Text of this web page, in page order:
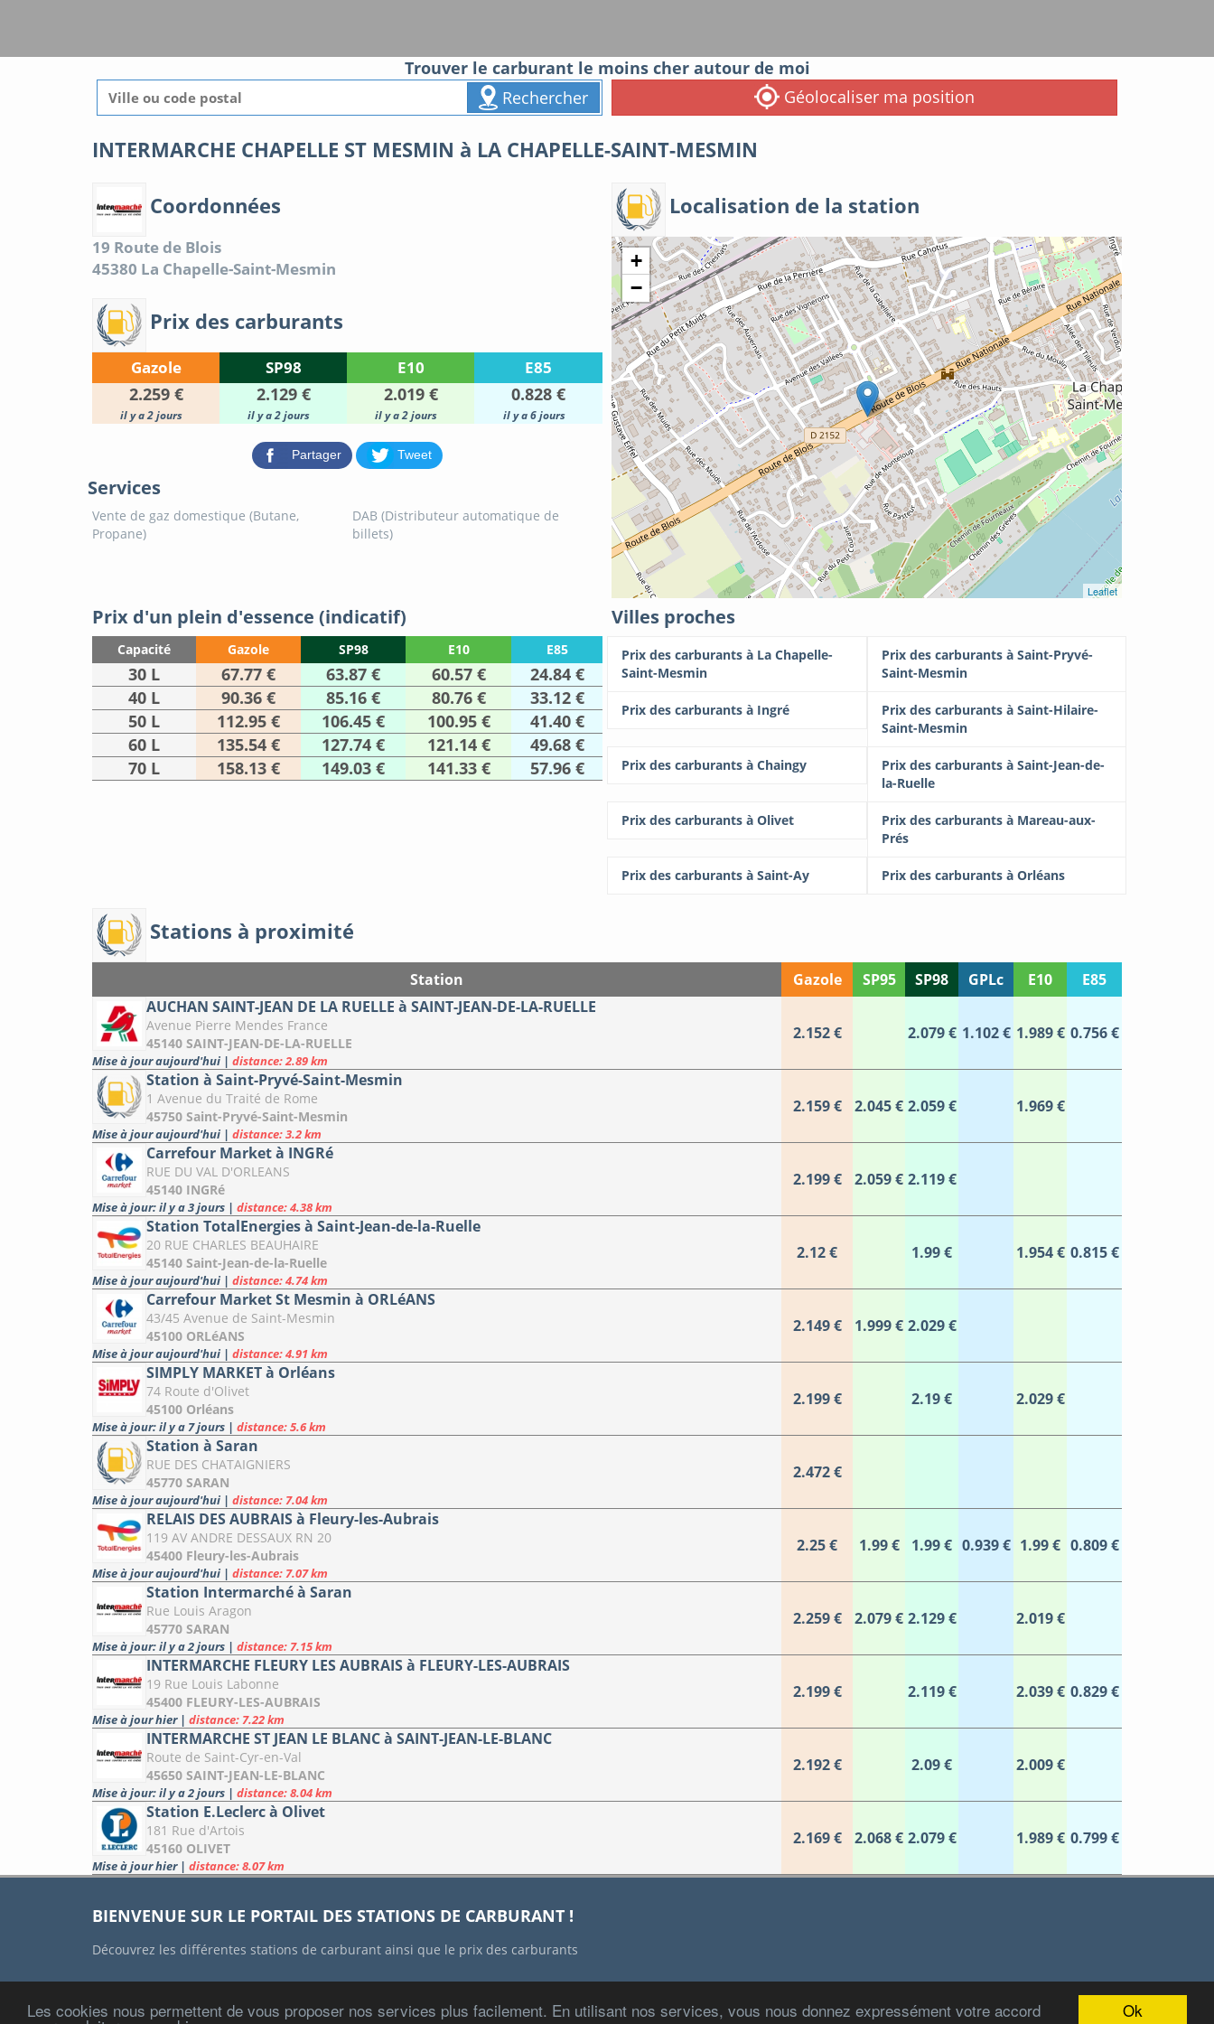
Ok
Les cookies nous permettent de vous proposer nos services plus facilement. En utilisant nos services, vous nous donnez expressément votre accord
Trouver le carburant le moins cher autour de moi
Rechercher
Géolocaliser ma position
INTERMARCHE CHAPELLE ST MESMIN à LA CHAPELLE-SAINT-MESMIN
Coordonnées
19 Route de Blois
45380 La Chapelle-Saint-Mesmin
Prix des carburants
Gazole SP98 E10 E85
2.259 € 2.129 € 2.019 € 0.828 €
il y a 2 jours il y a 2 jours il y a 2 jours il y a 6 jours
Partager Tweet
Services
Vente de gaz domestique (Butane,
Propane)
DAB (Distributeur automatique de
billets)
Localisation de la station
+
−
Leaflet
Prix d'un plein d'essence (indicatif)
Capacité Gazole SP98 E10 E85
30 L 67.77 € 63.87 € 60.57 €
24.84 €
40 L
90.36 € 85.16 € 80.76 €
33.12 €
50 L
112.95 € 106.45 € 100.95 €
41.40 €
60 L
135.54 € 127.74 € 121.14 €
49.68 €
70 L
158.13 € 149.03 € 141.33 € 57.96 €
Villes proches
Prix des carburants à La Chapelle-
Saint-Mesmin
Prix des carburants à Saint-Pryvé-
Saint-Mesmin
Prix des carburants à Ingré
Prix des carburants à Saint-Hilaire-
Saint-Mesmin
Prix des carburants à Chaingy
Prix des carburants à Saint-Jean-de-
la-Ruelle
Prix des carburants à Olivet
Prix des carburants à Mareau-aux-
Prés
Prix des carburants à Saint-Ay Prix des carburants à Orléans
Stations à proximité
Station Gazole SP95 SP98 GPLc E10
E85
AUCHAN SAINT-JEAN DE LA RUELLE à SAINT-JEAN-DE-LA-RUELLE
Avenue Pierre Mendes France
45140 SAINT-JEAN-DE-LA-RUELLE
Mise à jour aujourd'hui | distance: 2.89 km
2.152 € 2.079 € 1.102 € 1.989 € 0.756 €
Station à Saint-Pryvé-Saint-Mesmin
1 Avenue du Traité de Rome
45750 Saint-Pryvé-Saint-Mesmin
Mise à jour aujourd'hui | distance: 3.2 km
2.159 € 2.045 € 2.059 € 1.969 €
Carrefour Market à INGRé
RUE DU VAL D'ORLEANS
45140 INGRé
Mise à jour: il y a 3 jours | distance: 4.38 km
2.199 € 2.059 € 2.119 €
Station TotalEnergies à Saint-Jean-de-la-Ruelle
20 RUE CHARLES BEAUHAIRE
45140 Saint-Jean-de-la-Ruelle
Mise à jour aujourd'hui | distance: 4.74 km
2.12 € 1.99 € 1.954 € 0.815 €
Carrefour Market St Mesmin à ORLéANS
43/45 Avenue de Saint-Mesmin
45100 ORLéANS
Mise à jour aujourd'hui | distance: 4.91 km
2.149 € 1.999 € 2.029 €
SIMPLY MARKET à Orléans
74 Route d'Olivet
45100 Orléans
Mise à jour: il y a 7 jours | distance: 5.6 km
2.199 € 2.19 € 2.029 €
Station à Saran
RUE DES CHATAIGNIERS
45770 SARAN
Mise à jour aujourd'hui | distance: 7.04 km
2.472 €
RELAIS DES AUBRAIS à Fleury-les-Aubrais
119 AV ANDRE DESSAUX RN 20
45400 Fleury-les-Aubrais
Mise à jour aujourd'hui | distance: 7.07 km
2.25 € 1.99 € 1.99 € 0.939 € 1.99 € 0.809 €
Station Intermarché à Saran
Rue Louis Aragon
45770 SARAN
Mise à jour: il y a 2 jours | distance: 7.15 km
2.259 € 2.079 € 2.129 € 2.019 €
INTERMARCHE FLEURY LES AUBRAIS à FLEURY-LES-AUBRAIS
19 Rue Louis Labonne
45400 FLEURY-LES-AUBRAIS
Mise à jour hier | distance: 7.22 km
2.199 € 2.119 € 2.039 € 0.829 €
INTERMARCHE ST JEAN LE BLANC à SAINT-JEAN-LE-BLANC
Route de Saint-Cyr-en-Val
45650 SAINT-JEAN-LE-BLANC
Mise à jour: il y a 2 jours | distance: 8.04 km
2.192 € 2.09 € 2.009 €
Station E.Leclerc à Olivet
181 Rue d'Artois
45160 OLIVET
Mise à jour hier | distance: 8.07 km
2.169 € 2.068 € 2.079 € 1.989 € 0.799 €
BIENVENUE SUR LE PORTAIL DES STATIONS DE CARBURANT !
Découvrez les différentes stations de carburant ainsi que le prix des carburants
ACCUEIL CONTACT MENTIONS Copyright © 2012-2022 Stations-Carburant.com / v5.0.0 (29/06/2022)